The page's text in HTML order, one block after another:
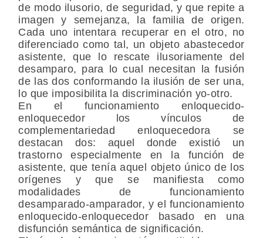
de modo ilusorio, de seguridad, y que repite a
imagen y semejanza, la familia de origen.
Cada uno intentara recuperar en el otro, no
diferenciado como tal, un objeto abastecedor
asistente, que lo rescate ilusoriamente del
desamparo, para lo cual necesitan la fusión
de las dos conformando la ilusión de ser una,
lo que imposibilita la discriminación yo-otro.
En el funcionamiento enloquecido-
enloquecedor los vínculos de
complementariedad enloquecedora se
destacan dos: aquel donde existió un
trastorno especialmente en la función de
asistente, que tenía aquel objeto único de los
orígenes y que se manifiesta como
modalidades de funcionamiento
desamparado-amparador, y el funcionamiento
enloquecido-enloquecedor basado en una
disfunción semántica de significación.